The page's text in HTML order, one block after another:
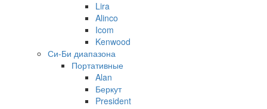
Lira
Alinco
Icom
Kenwood
Си-Би диапазона
Портативные
Alan
Беркут
President